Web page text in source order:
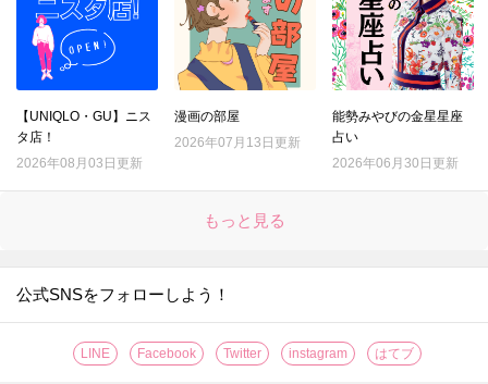
【UNIQLO・GU】ニス
タ店！
2026年08月03日更新
漫画の部屋
2026年07月13日更新
能勢みやびの金星星座
占い
2026年06月30日更新
もっと見る
公式SNSをフォローしよう！
LINE Facebook Twitter instagram はてブ